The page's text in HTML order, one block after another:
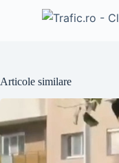
Articole similare